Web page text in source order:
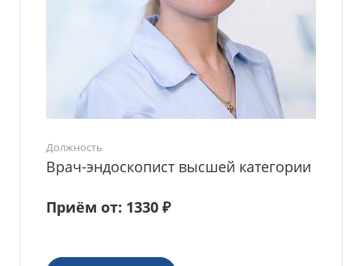
Должность
Врач-эндоскопист высшей категории
Приём от: 1330 ₽